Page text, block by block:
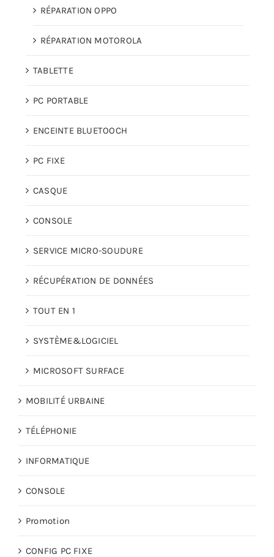
RÉPARATION OPPO
RÉPARATION MOTOROLA
TABLETTE
PC PORTABLE
ENCEINTE BLUETOOCH
PC FIXE
CASQUE
CONSOLE
SERVICE MICRO-SOUDURE
RÉCUPÉRATION DE DONNÉES
TOUT EN 1
SYSTÈME&LOGICIEL
MICROSOFT SURFACE
MOBILITÉ URBAINE
TÉLÉPHONIE
INFORMATIQUE
CONSOLE
Promotion
CONFIG PC FIXE